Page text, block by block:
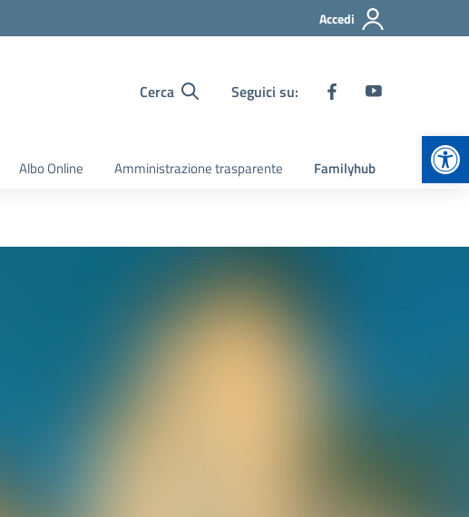
Accedi
Cerca Seguici su:
Albo Online Amministrazione trasparente Familyhub